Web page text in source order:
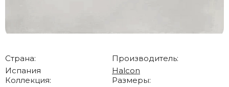
Страна:
Испания
Производитель:
Halcon
Коллекция:
Размеры: